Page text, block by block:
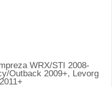
WRX/STI 2008-
Outback 2009+, Levorg